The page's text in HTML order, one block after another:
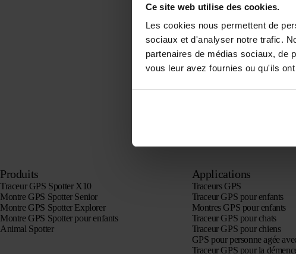
Ce site web utilise des cookies.
Les cookies nous permettent de
sociaux et d'analyser notre trafic.
partenaires de médias sociaux, de
vous leur avez fournies ou qu'ils
Produits
Traceur GPS Spotter X10
Montre GPS Spotter Senior
Montre GPS Spotter Explorer
Montre GPS Spotter pour enfants
Animal Spotter
Applications
Traceurs GPS
Traceur GPS pour enfants
Montres GPS pour enfants
Traceur GPS pour chats
Traceur GPS pour chiens
GPS pour personne agée
Traceur GPS pour la